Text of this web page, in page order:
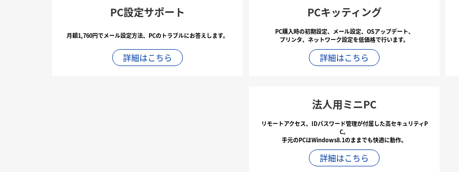
PC設定サポート
月額1,760円でメール設定方法、PCのトラブルにお答えします。
詳細はこちら
PCキッティング
PC購入時の初期設定、メール設定、OSアップデート、
プリンタ、ネットワーク設定を低価格で行います。
詳細はこちら
法人用ミニPC
リモートアクセス、IDパスワード管理が付属した高セキュリティP
C。
手元のPCはWindows8.1のままでも快適に動作。
詳細はこちら